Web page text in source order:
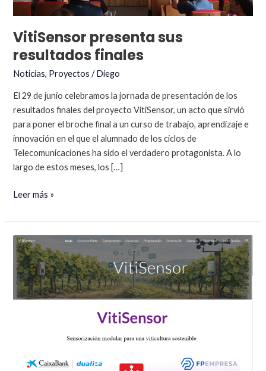
VitiSensor presenta sus
resultados finales
Noticias, Proyectos /Diego
El 29 de junio celebramos la jornada de presentación de los
resultados finales del proyecto VitiSensor, un acto que sirvió
para poner el broche final a un curso de trabajo, aprendizaje e
innovación en el que el alumnado de los ciclos de
Telecomunicaciones ha sido el verdadero protagonista. A lo
largo de estos meses, los […]
VitiSensor
sus
resultados
finales
Leer más »